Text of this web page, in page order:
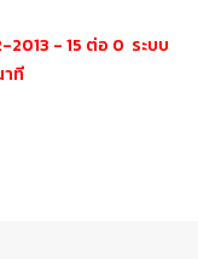
- 15 ต่อ 0 ระบบ
ที